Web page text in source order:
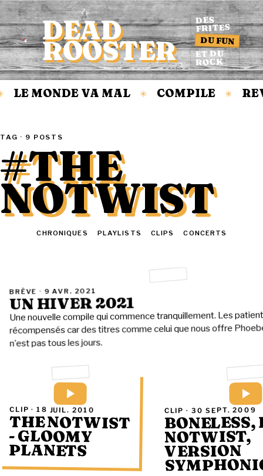
Accueil
DEAD
ROOSTER
DES
FRITES
DU FUN
ET DU
ROCK
LE MONDE VA MAL COMPILE
TAG · 9 POSTS
#THE
NOTWIST
CHRONIQUES PLAYLISTS CLIPS CONCERTS
BRÈVE · 9 AVR. 2021
UN HIVER 2021
Une nouvelle compile qui commence tranquillement. Les
récompensés car des titres comme celui que nous offre
n'est pas tous les jours.
CLIP ·18 JUIL. 2010
THE NOTWIST
- GLOOMY
PLANETS
CLIP ·30 SEPT. 2009
BONELESS,
NOTWIST,
VERSION